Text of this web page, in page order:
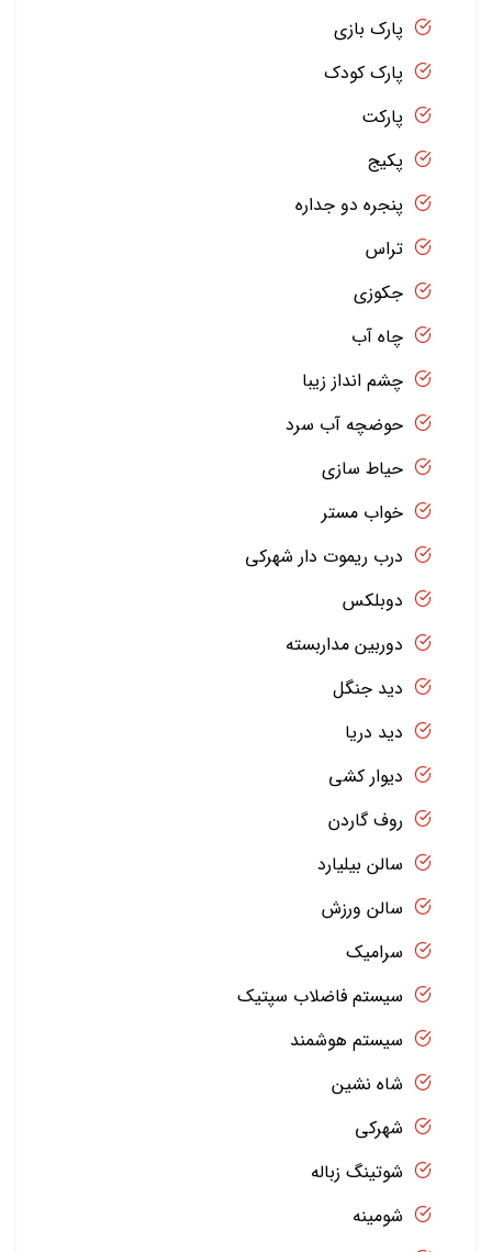
پارک بازی
پارک کودک
پارکت
پکیج
پنجره دو جداره
تراس
جکوزی
چاه آب
چشم انداز زیبا
حوضچه آب سرد
حیاط سازی
خواب مستر
درب ریموت دار شهرکی
دوبلکس
دوربین مداربسته
دید جنگل
دید دریا
دیوار کشی
روف گاردن
سالن بیلیارد
سالن ورزش
سرامیک
سیستم فاضلاب سپتیک
سیستم هوشمند
شاه نشین
شهرکی
شوتینگ زباله
شومینه